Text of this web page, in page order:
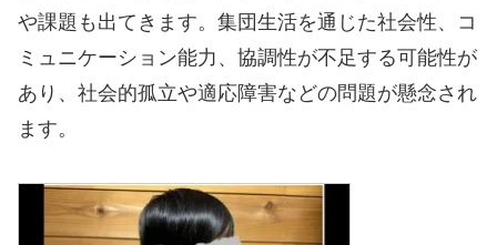
や課題も出てきます。集団生活を通じた社会性、コ
ミュニケーション能力、協調性が不足する可能性が
あり、社会的孤立や適応障害などの問題が懸念され
ます。